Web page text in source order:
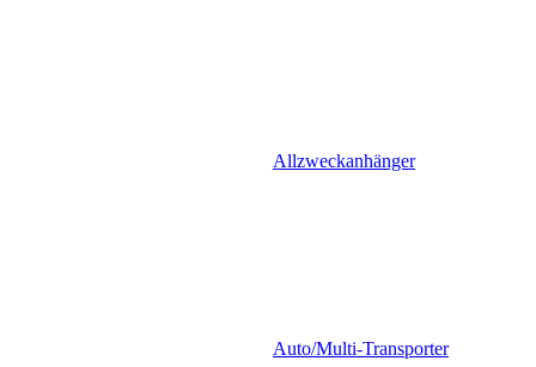
Allzweckanhänger
Auto/Multi-Transporter